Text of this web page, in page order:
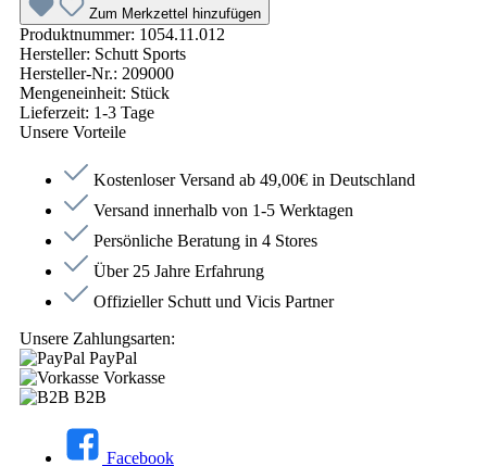
Zum Merkzettel hinzufügen
Produktnummer: 1054.11.012
Hersteller: Schutt Sports
Hersteller-Nr.: 209000
Mengeneinheit: Stück
Lieferzeit: 1-3 Tage
Unsere Vorteile
Kostenloser Versand ab 49,00€ in Deutschland
Versand innerhalb von 1-5 Werktagen
Persönliche Beratung in 4 Stores
Über 25 Jahre Erfahrung
Offizieller Schutt und Vicis Partner
Unsere Zahlungsarten:
PayPal
Vorkasse
B2B
Facebook